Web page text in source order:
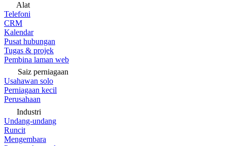
Alat
Telefoni
CRM
Kalendar
Pusat hubungan
Tugas & projek
Pembina laman web
Saiz perniagaan
Usahawan solo
Perniagaan kecil
Perusahaan
Industri
Undang-undang
Runcit
Mengembara